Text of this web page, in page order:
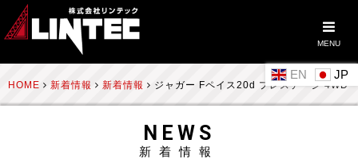
MENU
EN
HOME 新着情報 新着情報 ジャガー Fペイス20d プレステージ 4WD
NEWS
新着情報